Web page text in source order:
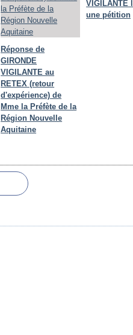
Réponse de
GIRONDE
VIGILANTE au
RETEX (retour
d'expérience) de
Mme la Préfète de la
Région Nouvelle
Aquitaine
VIGILANTE
une pétition